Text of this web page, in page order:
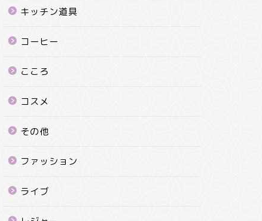
キッチン道具
コーヒー
こころ
コスメ
その他
ファッション
ライブ